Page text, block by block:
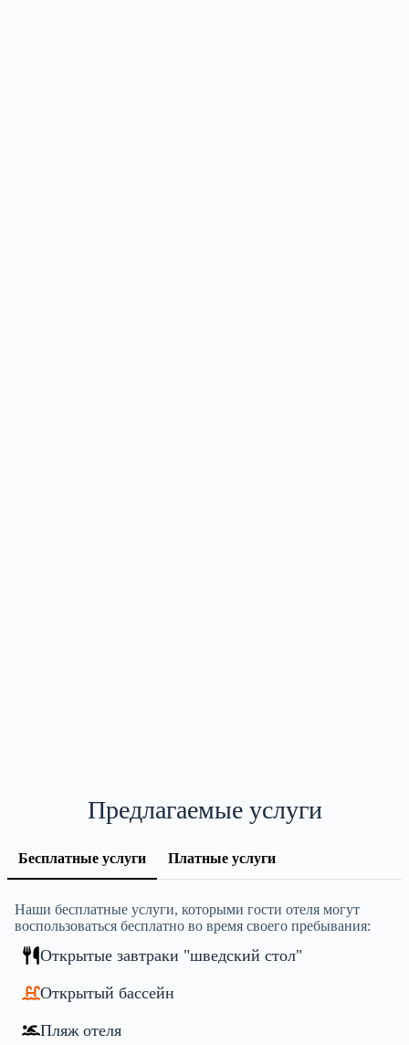
Предлагаемые услуги
Бесплатные услуги Платные услуги
Наши бесплатные услуги, которыми гости отеля могут
воспользоваться бесплатно во время своего пребывания:
Открытые завтраки "шведский стол"
Открытый бассейн
Пляж отеля